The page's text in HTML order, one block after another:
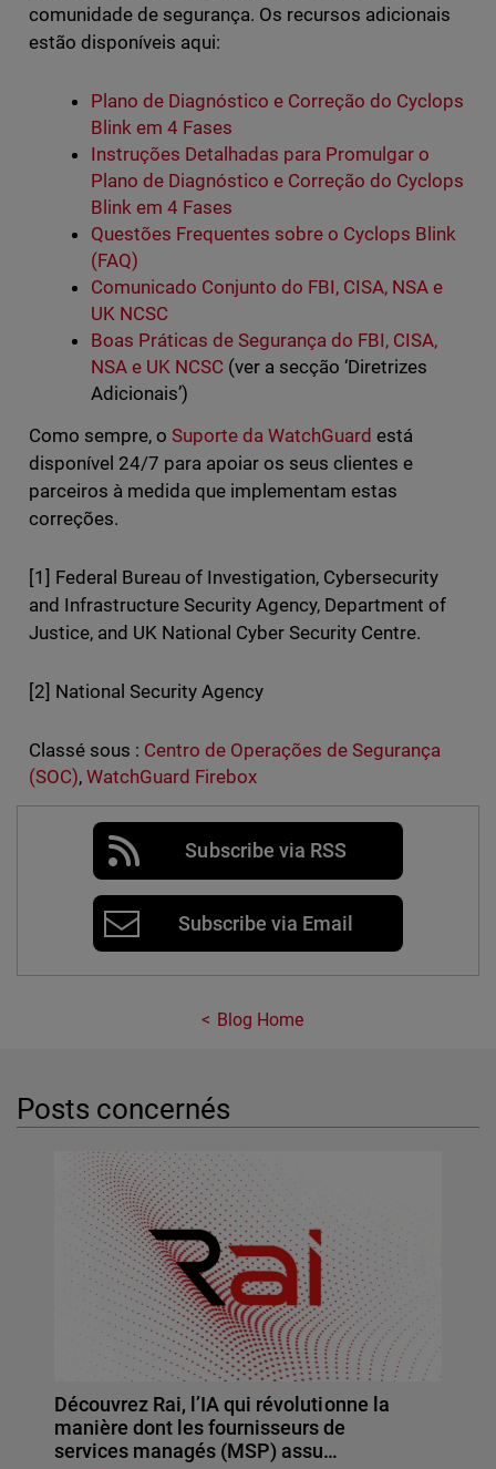
comunidade de segurança. Os recursos adicionais
estão disponíveis aqui:
Plano de Diagnóstico e Correção do Cyclops
Blink em 4 Fases
Instruções Detalhadas para Promulgar o
Plano de Diagnóstico e Correção do Cyclops
Blink em 4 Fases
Questões Frequentes sobre o Cyclops Blink
(FAQ)
Comunicado Conjunto do FBI, CISA, NSA e
UK NCSC
Boas Práticas de Segurança do FBI, CISA,
NSA e UK NCSC (ver a secção ‘Diretrizes
Adicionais’)
Como sempre, o Suporte da WatchGuard está
disponível 24/7 para apoiar os seus clientes e
parceiros à medida que implementam estas
correções.
[1] Federal Bureau of Investigation, Cybersecurity
and Infrastructure Security Agency, Department of
Justice, and UK National Cyber Security Centre.
[2] National Security Agency
Classé sous : Centro de Operações de Segurança
(SOC), WatchGuard Firebox
Subscribe via RSS
Subscribe via Email
Blog Home
Posts concernés
Découvrez Rai, l’IA qui révolutionne la
manière dont les fournisseurs de
services managés (MSP) assu…